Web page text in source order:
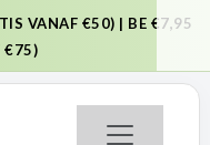
VANAF €50) | BE €7,95
€75)